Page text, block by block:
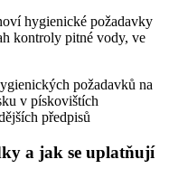
hygienické požadavky
kontroly pitné vody, ve
požadavků na
v pískovištích
předpisů
a jak se uplatňují